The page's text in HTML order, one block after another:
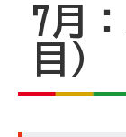
7月
目）